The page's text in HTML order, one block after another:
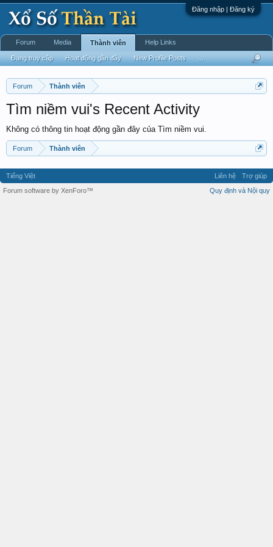
Đăng nhập | Đăng ký
Forum Thành viên
Tìm niềm vui's Recent Activity
Không có thông tin hoạt động gần đây của Tìm niềm vui.
Forum Thành viên
Forum Media Thành viên
Đang truy cập Hoạt động gần đây New Profile Posts
Help Links
Tiếng Việt Liên hệ
Trợ giúp
Quy định và Nội quy
Forum software by XenForo™